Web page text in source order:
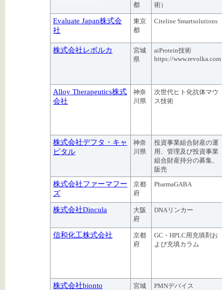
都
術）
Evaluate Japan株式会
社
東京
都
Citeline Smartsolutions
株式会社レボルカ
宮城
県
aiProtein技術
https://www.revolka.com
Alloy Therapeutics株式
会社
神奈
川県
次世代ヒト化抗体マウ
ス技術
株式会社デフタ・キャ
ピタル
神奈
川県
投資事業組合財産の運
用、管理及び投資事業
組合財産持分の募集、
販売
株式会社ファーマフー
ズ
京都
府
PharmaGABA
株式会社Dincula
大阪
府
DNAリンカー
信和化工株式会社
京都
府
GC・HPLC用充填剤お
よび充填カラム
株式会社bionto
宮城
PMNデバイス